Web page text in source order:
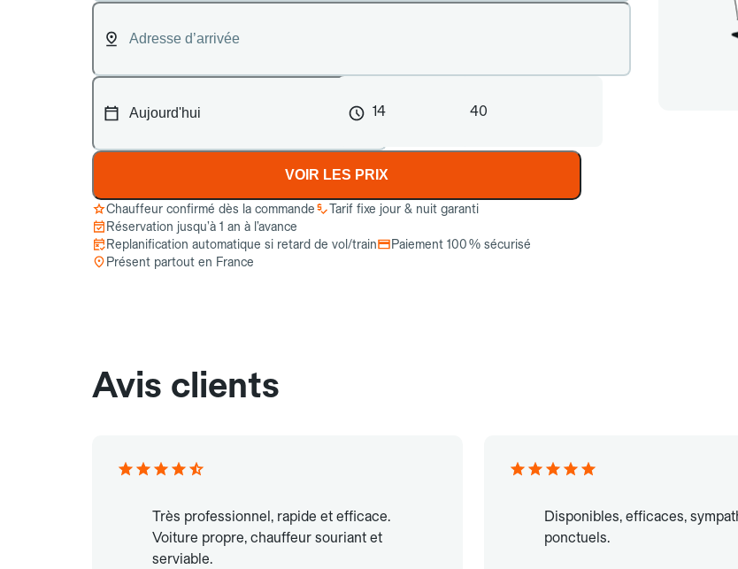
14 40
VOIR LES PRIX
Chauffeur confirmé dès la commande
Tarif fixe jour & nuit garanti
Réservation jusqu’à 1 an à l’avance
Replanification automatique si retard de vol/train
Paiement 100 % sécurisé
Présent partout en France
Avis clients
Très professionnel, rapide et efficace.
Voiture propre, chauffeur souriant et
serviable.
Disponibles, efficaces,
ponctuels.